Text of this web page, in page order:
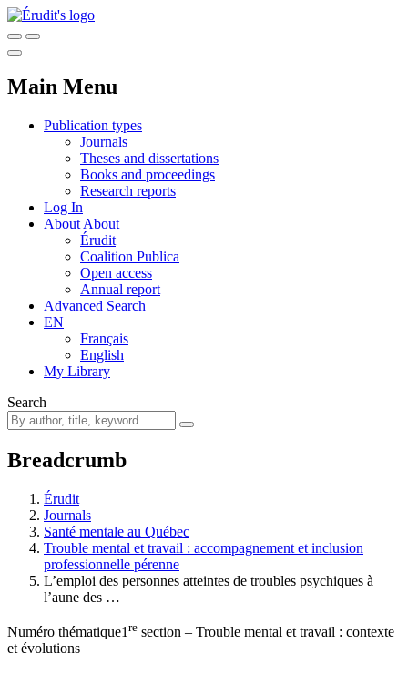
Main Menu
Publication types
Journals
Theses and dissertations
Books and proceedings
Research reports
Log In
About About
Érudit
Coalition Publica
Open access
Annual report
Advanced Search
EN
Français
English
My Library
Search
Breadcrumb
Érudit
Journals
Santé mentale au Québec
Trouble mental et travail : accompagnement et inclusion
professionnelle pérenne
L’emploi des personnes atteintes de troubles psychiques à
l’aune des …
Numéro thématique1 re section – Trouble mental et travail : contexte
et évolutions